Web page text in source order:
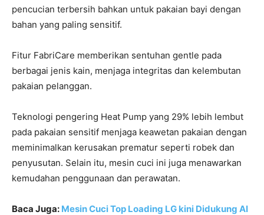
pencucian terbersih bahkan untuk pakaian bayi dengan
bahan yang paling sensitif.
Fitur FabriCare memberikan sentuhan gentle pada
berbagai jenis kain, menjaga integritas dan kelembutan
pakaian pelanggan.
Teknologi pengering Heat Pump yang 29% lebih lembut
pada pakaian sensitif menjaga keawetan pakaian dengan
meminimalkan kerusakan prematur seperti robek dan
penyusutan. Selain itu, mesin cuci ini juga menawarkan
kemudahan penggunaan dan perawatan.
Baca Juga: Mesin Cuci Top Loading LG kini Didukung AI